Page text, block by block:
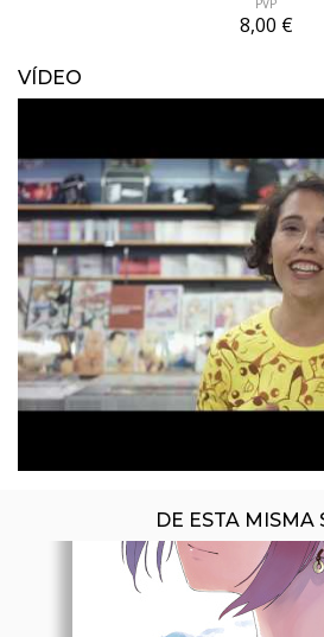
PVP
8,00 €
VÍDEO
DE ESTA MISMA
ÚLTIMO NÚMERO